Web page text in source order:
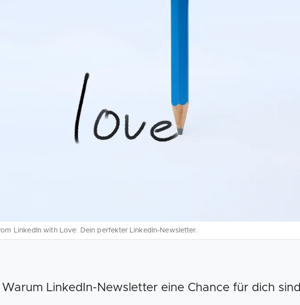
LinkedIn with Love: Dein perfekter LinkedIn-Newsletter.
Warum LinkedIn-Newsletter eine Chance für dich sind